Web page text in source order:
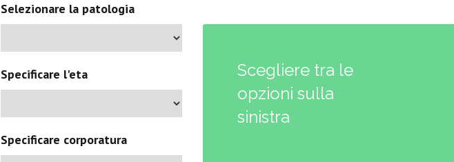
Selezionare la patologia
Specificare l'eta
Specificare corporatura
Scegliere tra le
opzioni sulla
sinistra